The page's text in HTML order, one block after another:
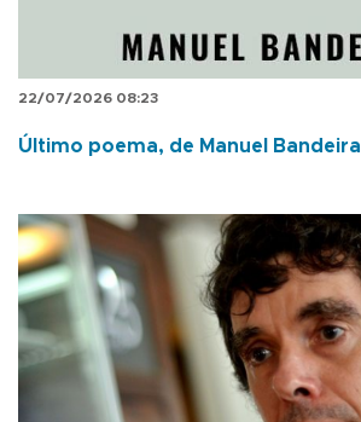
22/07/2026 08:23
Último poema, de Manuel Bandeira